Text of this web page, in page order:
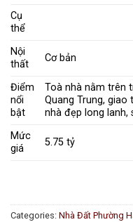
Cụ
thể
Nội
thất
Cơ bản
Điểm
nổi
bật
Toà nhà nằm trên
Quang Trung,
nhà đẹp long lanh,
Mức
giá
5.75 tỷ
Categories: Nhà Đất Phường